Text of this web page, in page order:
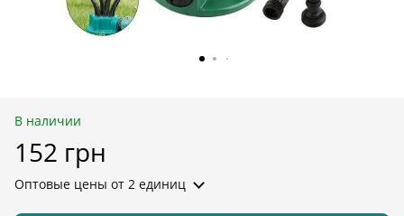
В наличии
152 грн
Оптовые цены от 2 единиц